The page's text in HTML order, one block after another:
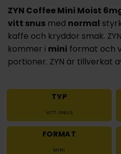
ZYN Coffee Mini Moist
vitt snus med normal
kaffe och kryddor smak.
kommer i mini format och
portioner. ZYN är tillverkat
TYP
VITT SNUS
FORMAT
MINI